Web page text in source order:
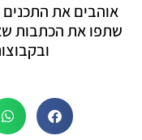
אוהבים את התכנים
שתפו את הכתבות